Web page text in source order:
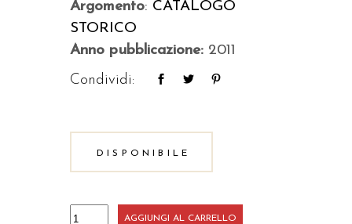
Argomento: CATALOGO
STORICO
Anno pubblicazione: 2011
Condividi:
DISPONIBILE
Mio
AGGIUNGI AL CARRELLO